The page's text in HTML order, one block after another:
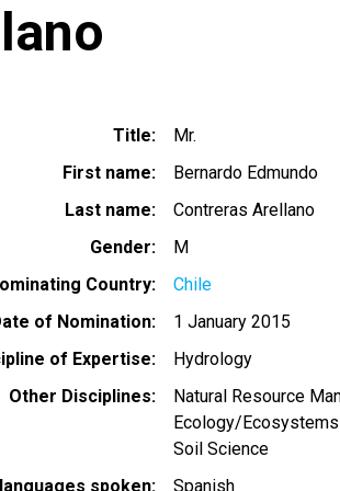
Title
Mr.
First name
Bernardo Edmundo
Last name
Contreras Arellano
Gender
M
Country
Chile
of Nomination
1 January 2015
of Expertise
Hydrology
Other Disciplines
Natural Resource
Ecology/Ecosystems
Soil Science
spoken
Spanish